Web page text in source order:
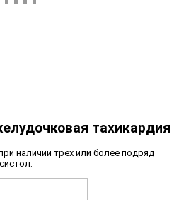
тахикардия
наличии трех или более подряд